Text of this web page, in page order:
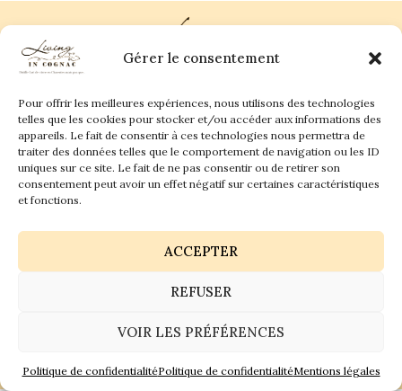
Gérer le consentement
Pour offrir les meilleures expériences, nous utilisons des technologies
telles que les cookies pour stocker et/ou accéder aux informations des
appareils. Le fait de consentir à ces technologies nous permettra de
traiter des données telles que le comportement de navigation ou les ID
uniques sur ce site. Le fait de ne pas consentir ou de retirer son
consentement peut avoir un effet négatif sur certaines caractéristiques
et fonctions.
ACCEPTER
REFUSER
VOIR LES PRÉFÉRENCES
Politique de confidentialitéPolitique de confidentialitéMentions légales
Plan du site
Living in Cognac Land
Culture & Patrimoine
La vigne & Le verre
Newsletter
Dégustation sensorielle & Écriture
Derrière les textes
Contact
anne@livingincognac.com
Réalisation :GaiaCreative